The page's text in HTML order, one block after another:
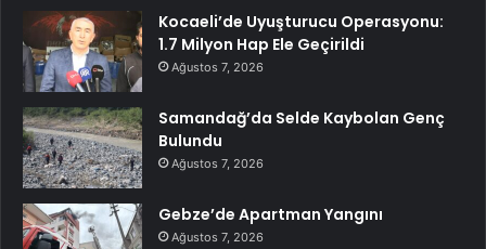
Kocaeli’de Uyuşturucu Operasyonu:
1.7 Milyon Hap Ele Geçirildi
Ağustos 7, 2026
Samandağ’da Selde Kaybolan Genç
Bulundu
Ağustos 7, 2026
Gebze’de Apartman Yangını
Ağustos 7, 2026